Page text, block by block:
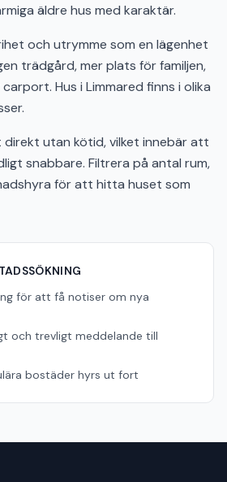
äldre hus med karaktär.
och utrymme som en lägenhet
trädgård, mer plats för familjen,
Hus i Limmared finns i olika
direkt utan kötid, vilket innebär att
snabbare. Filtrera på antal rum,
för att hitta huset som
för att få notiser om nya
och trevligt meddelande till
bostäder hyrs ut fort